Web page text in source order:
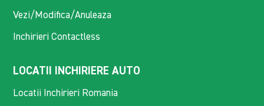
Vezi/Modifica/Anuleaza
Inchirieri Contactless
LOCATII INCHIRIERE AUTO
Locatii Inchirieri Romania